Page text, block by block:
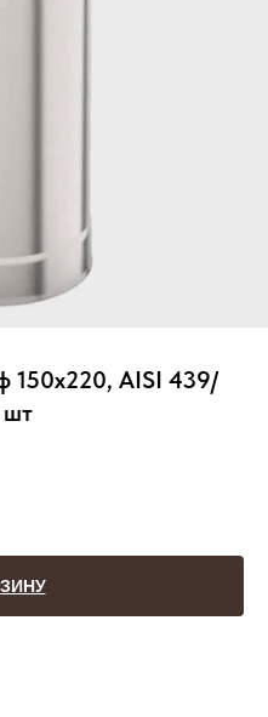
150x220, AISI 439/